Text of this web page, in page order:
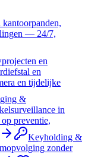
— 24/7,
en
en
en tijdelijke
&
in
preventie,
Keyholding &
zonder